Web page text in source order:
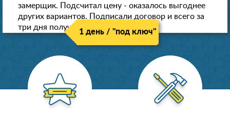
замерщик. Подсчитал цену - оказалось выгоднее
других вариантов. Подписали договор и всего за
три дня получили новые потолки!
1 день / "под ключ"